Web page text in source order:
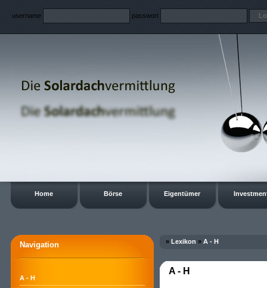
username passwort
Home Börse Eigentümer
Navigation
A - H
» Lexikon » A - H
A - H